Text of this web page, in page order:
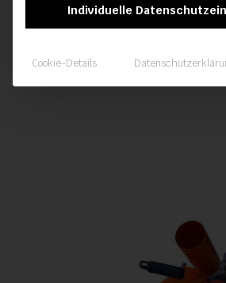
Handschweißextruder
Individuelle
Cookie-Details